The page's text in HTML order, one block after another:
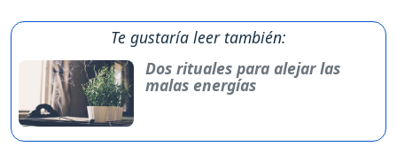
Te gustaría leer también:
Dos rituales para alejar las
malas energías